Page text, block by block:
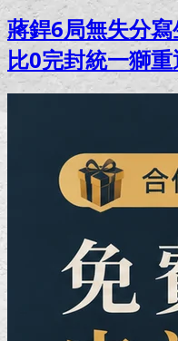
蔣銲6局無失分
比0完封統一獅